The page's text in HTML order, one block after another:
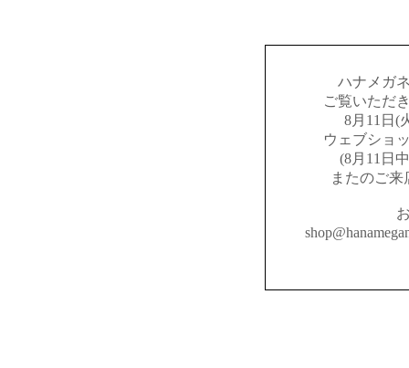
ハナメガ
ご覧いただ
8月11日(
ウェブショ
(8月11日
またのご